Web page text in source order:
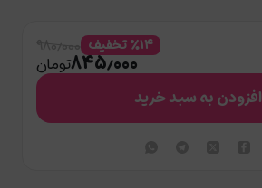
%۱۴ تخفیف
۸۴۵٫۰۰۰تومان
افزودن به سبد خرید